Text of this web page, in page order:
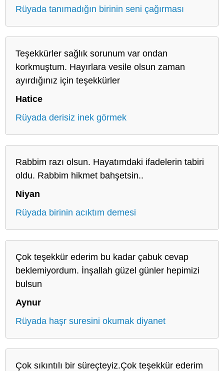
Rüyada tanımadığın birinin seni çağırması
Teşekkürler sağlık sorunum var ondan
korkmuştum. Hayırlara vesile olsun zaman
ayırdığınız için teşekkürler
Hatice
Rüyada derisiz inek görmek
Rabbim razı olsun. Hayatımdaki ifadelerin tabiri
oldu. Rabbim hikmet bahşetsin..
Niyan
Rüyada birinin acıktım demesi
Çok teşekkür ederim bu kadar çabuk cevap
beklemiyordum. İnşallah güzel günler hepimizi
bulsun
Aynur
Rüyada haşr suresini okumak diyanet
Çok sıkıntılı bir süreçteyiz.Çok teşekkür ederim